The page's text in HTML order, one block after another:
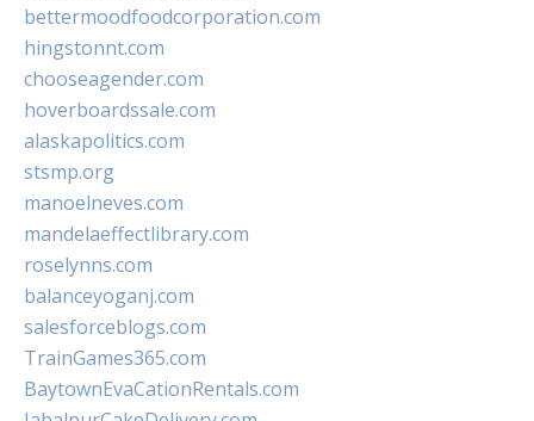
bettermoodfoodcorporation.com
hingstonnt.com
chooseagender.com
hoverboardssale.com
alaskapolitics.com
stsmp.org
manoelneves.com
mandelaeffectlibrary.com
roselynns.com
balanceyoganj.com
salesforceblogs.com
TrainGames365.com
BaytownEvaCationRentals.com